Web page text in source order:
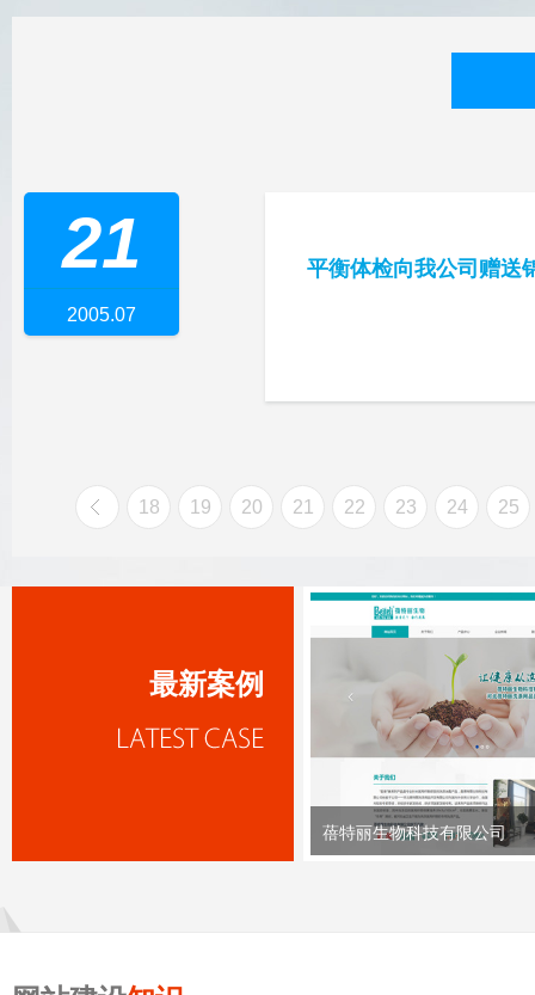
平衡体检向我公司赠送
21
2005.07
18 19 20 21 22 23 24 25
最新案例
蓓特丽生物科技有限公司